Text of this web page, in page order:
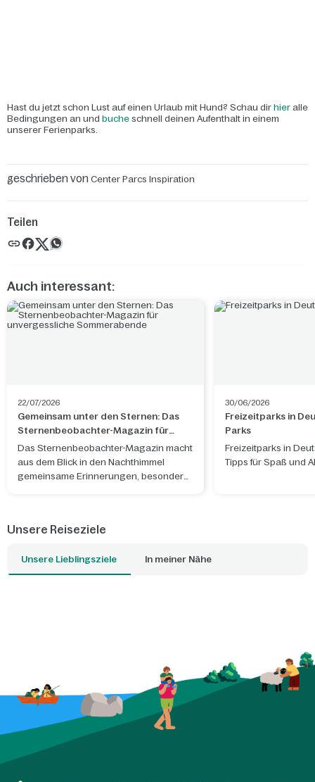
Hast du jetzt schon Lust auf einen Urlaub mit Hund? Schau dir hier alle
Bedingungen an und buche schnell deinen Aufenthalt in einem
unserer Ferienparks.
geschrieben von Center Parcs Inspiration
Teilen
Auch interessant:
22/07/2026
Gemeinsam unter den Sternen: Das
Sternenbeobachter-Magazin für
unvergessliche Sommerabende
Das Sternenbeobachter-Magazin macht
aus dem Blick in den Nachthimmel
gemeinsame Erinnerungen, besondere
30/06/2026
Freizeitparks in
Parks
Freizeitparks in
Tipps für Spaß und
Unsere Reiseziele
Unsere Lieblingsziele In meiner Nähe